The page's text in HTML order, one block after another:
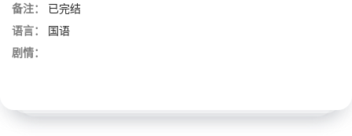
备注：
已完结
语言：
国语
剧情：